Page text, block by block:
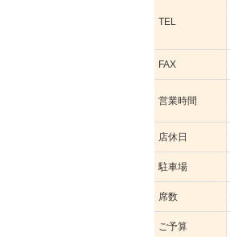
TEL
FAX
営業時間
店休日
駐車場
席数
ご予算